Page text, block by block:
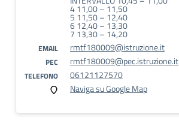
4 11,00 – 11,50
5 11,50 – 12,40
6 12,40 – 13,30
7 13,30 – 14,20
EMAIL rmtf180009@istruzione.it
PEC rmtf180009@pec.istruzione.it
TELEFONO
06121127570
Naviga su Google Map